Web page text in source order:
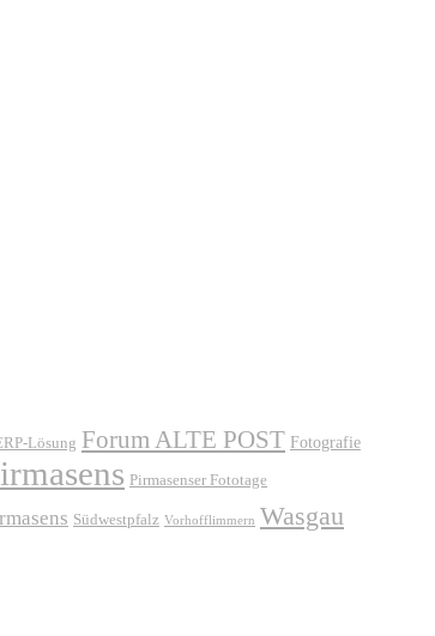
Lösung Forum ALTE POST Fotografie
Pirmasenser Fototage
Südwestpfalz Vorhofflimmern Wasgau